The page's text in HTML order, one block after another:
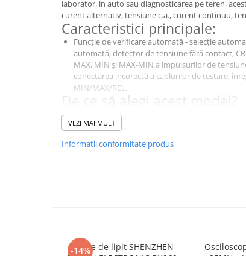
laborator, in auto sau diagnosticarea pe teren,
curent alternativ, tensiune c.a., curent continuu,
Caracteristici principale:
Funcție de verificare automată - selecție
automată, detector de tensiune fără contact,
MAX, MIN și MAX-MIN a impulsurilor de
conectarea incorectă a cablurilor de testare,
MIN/MAX/REL.
De ce să alegi acest model?
Este un instrument de diagnosticare esențial
electric si electronic., BM2251, oferă o calitate
Specificații Tehnice
utilizat
VEZI MAI MULT
Informatii conformitate produs
-14%
Stație de lipit SHENZHEN